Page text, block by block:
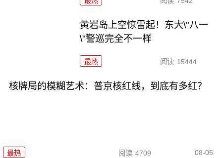
黄岩岛上空惊雷起！东大\"八一
\"警巡完全不一样
最热 阅读 15444
核牌局的模糊艺术：普京核红线，到底有多红？
最热 阅读 4709 08-05